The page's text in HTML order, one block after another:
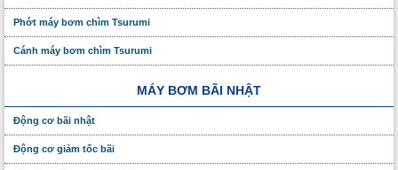
Phớt máy bơm chìm Tsurumi
Cánh máy bơm chìm Tsurumi
MÁY BƠM BÃI NHẬT
Động cơ bãi nhật
Động cơ giảm tốc bãi